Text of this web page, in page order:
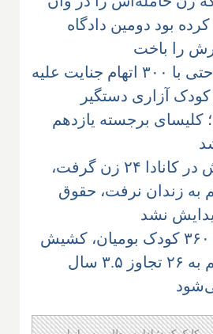
بود دومین دادگاه
را باخت
کشیشان حتی با ۳۰۰ اتهام جنایت علیه
آزاری دستگیر
کلیسای برجسته یازدهم
این کشیش در کانادا ۲۴ زن گرفت،
به زندان نرفت، حقوق
نشد
با شکایت ۳۶۰ کودک بومیان، کشیش
کبکی متهم به ۲۶ تجاوز ۳.۵ سال